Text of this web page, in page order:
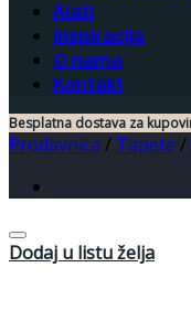
Alati
Inspiracija
O nama
Kontakt
Besplatna dostava za
Prodavnica / Tapete /
Dodaj u listu želja